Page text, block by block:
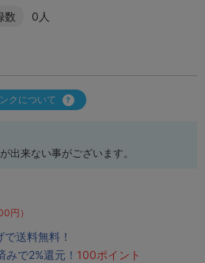
数 0人
クについて
出来ない事がございます。
円）
送料無料！
で2%還元！ 100ポイント